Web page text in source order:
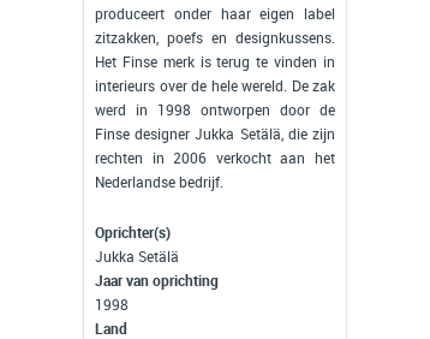
produceert onder haar eigen label
zitzakken, poefs en designkussens.
Het Finse merk is terug te vinden in
interieurs over de hele wereld. De zak
werd in 1998 ontworpen door de
Finse designer Jukka Setälä, die zijn
rechten in 2006 verkocht aan het
Nederlandse bedrijf.
Oprichter(s)
Jukka Setälä
Jaar van oprichting
1998
Land